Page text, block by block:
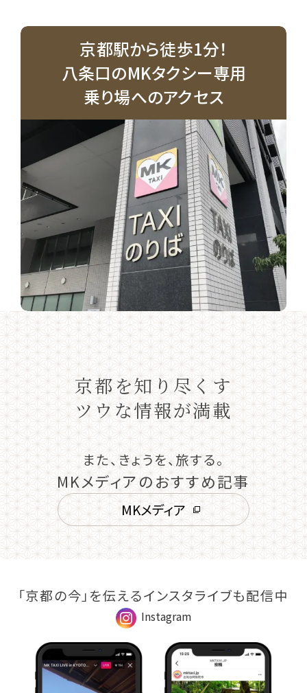
京都駅から徒歩1分！
八条口のMKタクシー専用
乗り場へのアクセス
京都を知り尽くす
ツウな情報が満載
また、きょうを、旅する。
MKメディアのおすすめ記事
MKメディア
「京都の今」を伝えるインスタライブも配信中
Instagram